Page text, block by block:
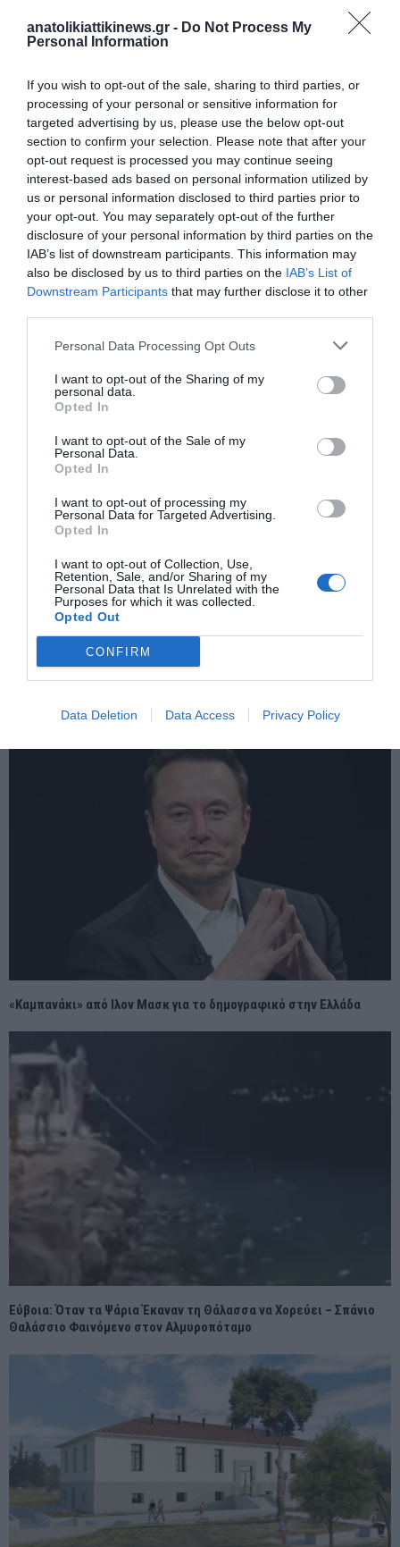
anatolikiattikinews.gr - Do Not Process My
Personal Information
If you wish to opt-out of the sale, sharing to third parties, or
processing of your personal or sensitive information for
targeted advertising by us, please use the below opt-out
section to confirm your selection. Please note that after your
opt-out request is processed you may continue seeing
interest-based ads based on personal information utilized by
us or personal information disclosed to third parties prior to
your opt-out. You may separately opt-out of the further
disclosure of your personal information by third parties on the
IAB’s list of downstream participants. This information may
also be disclosed by us to third parties on the IAB’s List of
Downstream Participants that may further disclose it to other
Personal Data Processing Opt Outs
I want to opt-out of the Sharing of my
personal data.
Opted In
I want to opt-out of the Sale of my
Personal Data.
Opted In
I want to opt-out of processing my
Personal Data for Targeted Advertising.
Opted In
I want to opt-out of Collection, Use,
Retention, Sale, and/or Sharing of my
Personal Data that Is Unrelated with the
Purposes for which it was collected.
Opted Out
CONFIRM
Data Deletion Data Access Privacy Policy
— THE STRAITS TIMES (@STRAITS_TIMES)
MAY 28, 2026
Υ.Γ…Για δεκαετίες η παχυσαρκία
αντιμετωπιζόταν κυρίως ως ζήτημα
ατομικής ευθύνης.
Σήμερα, ολοένα και περισσότερα κράτη τη θεωρούν χρόνια
νόσο με τεράστιο οικονομικό και κοινωνικό κόστος. Η
απόφαση της Γαλλίας ίσως αποτελέσει το πρώτο βήμα για μια
αδράνειας.
ΠΛΑΝΗΤΗΣ ΣΕ ΚΟΚΚΙΝΟ ΣΥΝΑΓΕΡΜΟ: Η ΓΗ ΟΔΗΓΕΙΤΑΙ ΣΕ ΝΕΑ
ΡΕΚΟΡ ΖΕΣΤΗΣ ΤΗΝ ΕΠΟΜΕΝΗ ΠΕΝΤΑΕΤΙΑ
ΕΠΌΜΕΝΗ ΑΝΆΡΤΗΣΗ
ΙΑΠΩΝΙΑ – ΚΙΝΑ: ΜΑΧΗ ΓΙΑ ΤΗΝ ΑΥΤΟΚΙΝΗΤΟΒΙΟΜΗΧΑΝΙΑ
ΤΟΥ ΜΕΛΛΟΝΤΟΣ – ΤΡΙΤΟΣ ΜΗΝΑΣ ΠΤΩΣΗΣ ΓΙΑ ΤΗΝ TOYOTA
ΚΑΙ Η ΣΚΙΑ ΤΗΣ ΚΙΝΑΣ ΜΕΓΑΛΩΝΕΙ
«Καμπανάκι» από Ιλον Μασκ για το δημογραφικό στην Ελλάδα
Εύβοια: Όταν τα Ψάρια Έκαναν τη Θάλασσα να Χορεύει – Σπάνιο
Θαλάσσιο Φαινόμενο στον Αλμυροπόταμο